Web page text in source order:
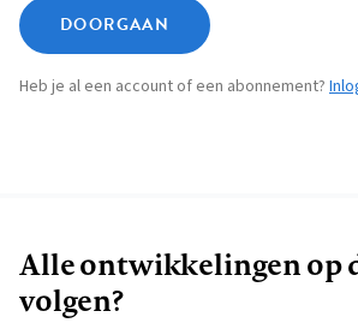
DOORGAAN
Heb je al een account of een abonnement?
Alle ontwikkelingen op
volgen?